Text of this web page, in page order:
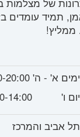
של מצלמות
תמיד עומדים
ממליץ!
ימים א' - ה' 8:00-20:00
יום ו' 8:00-14:00
תל אביב והמרכז